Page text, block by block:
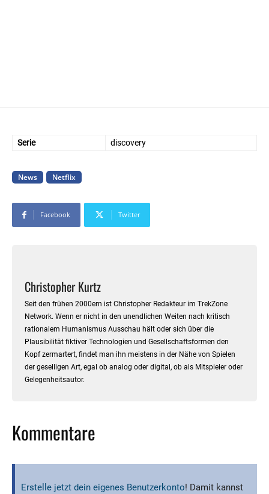
Serie discovery
News Netflix
Facebook Twitter
Christopher Kurtz
Seit den frühen 2000ern ist Christopher Redakteur im TrekZone
Network. Wenn er nicht in den unendlichen Weiten nach kritisch
rationalem Humanismus Ausschau hält oder sich über die
Plausibilität fiktiver Technologien und Gesellschaftsformen den
Kopf zermartert, findet man ihn meistens in der Nähe von Spielen
der geselligen Art, egal ob analog oder digital, ob als Mitspieler oder
Gelegenheitsautor.
Kommentare
Erstelle jetzt dein eigenes Benutzerkonto! Damit kannst